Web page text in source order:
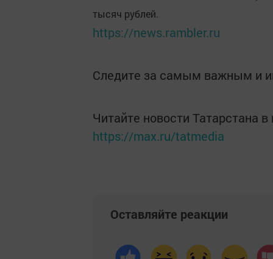
тысяч рублей.
https://news.rambler.ru
Следите за самым важным и
Читайте новости Татарстана
https://max.ru/tatmedia
Оставляйте реакции